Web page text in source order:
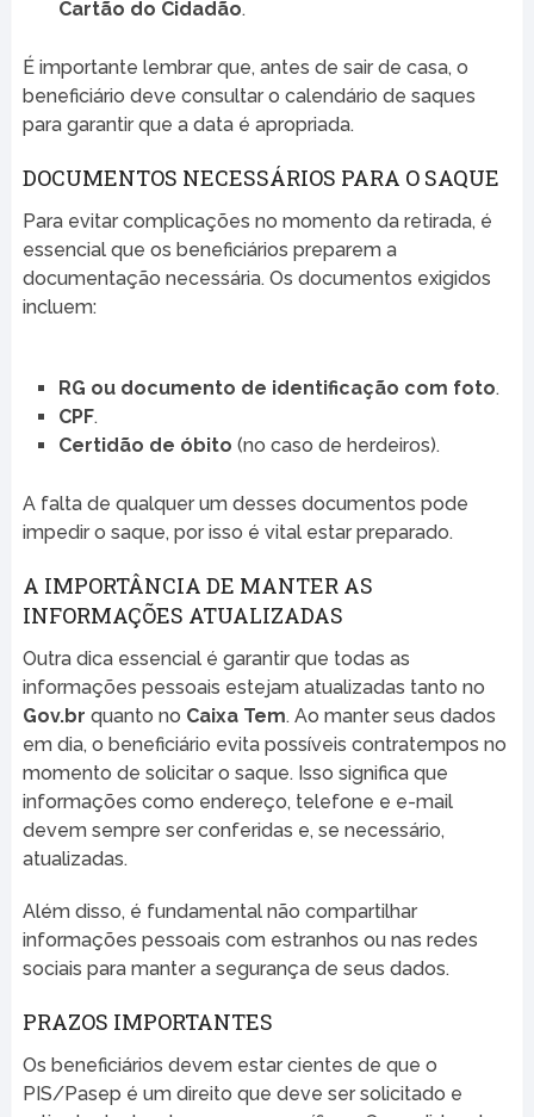
Cartão do Cidadão.
É importante lembrar que, antes de sair de casa, o
beneficiário deve consultar o calendário de saques
para garantir que a data é apropriada.
DOCUMENTOS NECESSÁRIOS PARA O SAQUE
Para evitar complicações no momento da retirada, é
essencial que os beneficiários preparem a
documentação necessária. Os documentos exigidos
incluem:
RG ou documento de identificação com foto.
CPF.
Certidão de óbito (no caso de herdeiros).
A falta de qualquer um desses documentos pode
impedir o saque, por isso é vital estar preparado.
A IMPORTÂNCIA DE MANTER AS
INFORMAÇÕES ATUALIZADAS
Outra dica essencial é garantir que todas as
informações pessoais estejam atualizadas tanto no
Gov.br quanto no Caixa Tem. Ao manter seus dados
em dia, o beneficiário evita possíveis contratempos no
momento de solicitar o saque. Isso significa que
informações como endereço, telefone e e-mail
devem sempre ser conferidas e, se necessário,
atualizadas.
Além disso, é fundamental não compartilhar
informações pessoais com estranhos ou nas redes
sociais para manter a segurança de seus dados.
PRAZOS IMPORTANTES
Os beneficiários devem estar cientes de que o
PIS/Pasep é um direito que deve ser solicitado e